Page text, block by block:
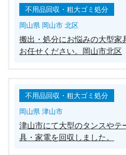
不用品回収・粗大ゴミ処分
岡山県 岡山市 北区
搬出・処分にお悩みの大型家
お任せください。岡山市北区
不用品回収・粗大ゴミ処分
岡山県 津山市
津山市にて大型のタンスやテ
具・家電を回収しました。